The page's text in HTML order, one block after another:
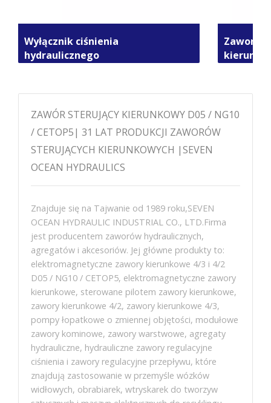
Wyłącznik ciśnienia
hydraulicznego
Zawory
ZAWÓR STERUJĄCY KIERUNKOWY D05 / NG10
/ CETOP5| 31 LAT PRODUKCJI ZAWORÓW
STERUJĄCYCH KIERUNKOWYCH |SEVEN
OCEAN HYDRAULICS
Znajduje się na Tajwanie od 1989 roku,SEVEN
OCEAN HYDRAULIC INDUSTRIAL CO., LTD.Firma
jest producentem zaworów hydraulicznych,
agregatów i akcesoriów. Jej główne produkty to:
elektromagnetyczne zawory kierunkowe 4/3 i 4/2
D05 / NG10 / CETOP5, elektromagnetyczne zawory
kierunkowe, sterowane pilotem zawory kierunkowe,
zawory kierunkowe 4/2, zawory kierunkowe 4/3,
pompy łopatkowe o zmiennej objętości, modułowe
zawory kominowe, zawory warstwowe, agregaty
hydrauliczne, hydrauliczne zawory regulacyjne
ciśnienia i zawory regulacyjne przepływu, które
znajdują zastosowanie w przemyśle wózków
widłowych, obrabiarek, wtryskarek do tworzyw